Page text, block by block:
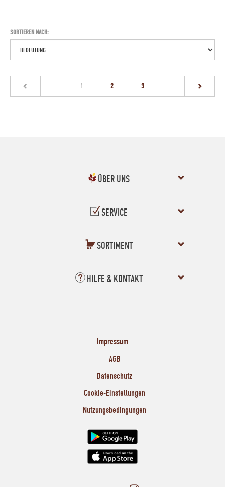
SORTIEREN NACH:
1 2 3
ÜBER UNS
SERVICE
SORTIMENT
HILFE & KONTAKT
Impressum
AGB
Datenschutz
Cookie-Einstellungen
Nutzungsbedingungen